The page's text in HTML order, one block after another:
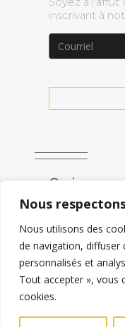
Nous
Nous utilisons des
de navigation, diffuser
personnalisés et
Tout accepter », vous
cookies.
inscrivant à
Suivez-